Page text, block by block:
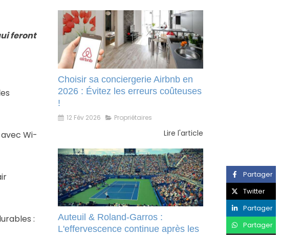
feront
Wi-
:
Partager
Twitter
Partager
Partager
Choisir sa conciergerie Airbnb en
2026 : Évitez les erreurs coûteuses
!
12 Fév 2026 Propriétaires
Lire l'article
Auteuil & Roland-Garros :
L'effervescence continue après les